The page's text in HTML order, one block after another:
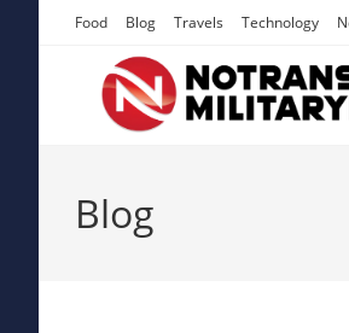
Food Blog Travels Technology
Blog